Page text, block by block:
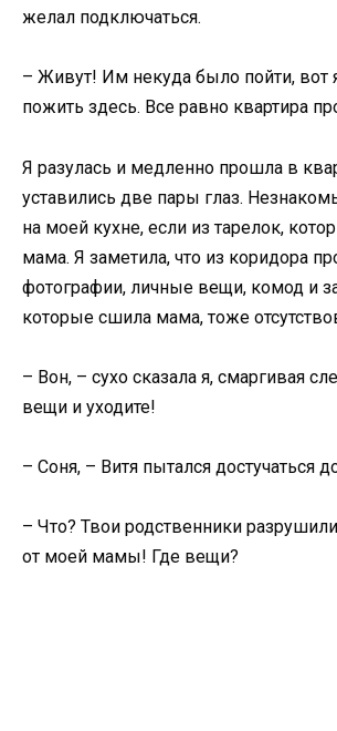
желал подключаться.
– Живут! Им некуда было пойти, вот
пожить здесь. Все равно квартира
Я разулась и медленно прошла в
уставились две пары глаз.
на моей кухне, если из тарелок,
мама. Я заметила, что из коридора
фотографии, личные вещи, комод и
которые сшила мама, тоже
– Вон, – сухо сказала я, смаргивая
вещи и уходите!
– Соня, – Витя пытался достучаться
– Что? Твои родственники разрушили
от моей мамы! Где вещи?